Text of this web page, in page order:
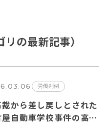
の最新記事）
労働判例
から差し戻しとされた
自動車学校事件の高裁